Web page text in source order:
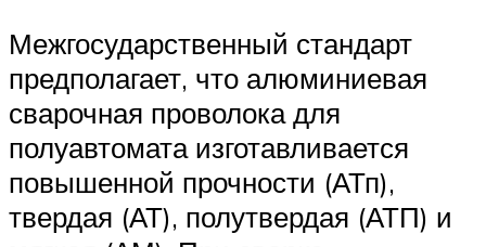
Межгосударственный стандарт
предполагает, что алюминиевая
сварочная проволока для
полуавтомата изготавливается
повышенной прочности (АТп),
твердая (АТ), полутвердая (АТП) и